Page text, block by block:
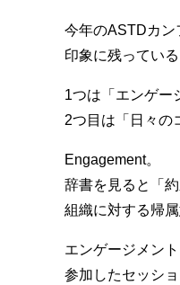
今年のASTDカン
印象に残ってい
1つは「エンゲー
2つ目は「日々の
Engagement。
辞書を見ると「
組織に対する帰
エンゲージメン
参加したセッシ